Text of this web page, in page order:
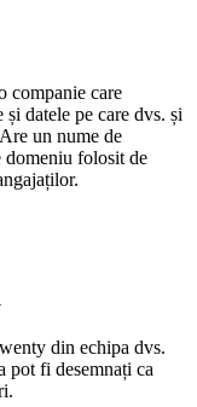
companie care
datele pe care dvs. și
un nume de
domeniu folosit de
din echipa dvs.
pot fi desemnați ca